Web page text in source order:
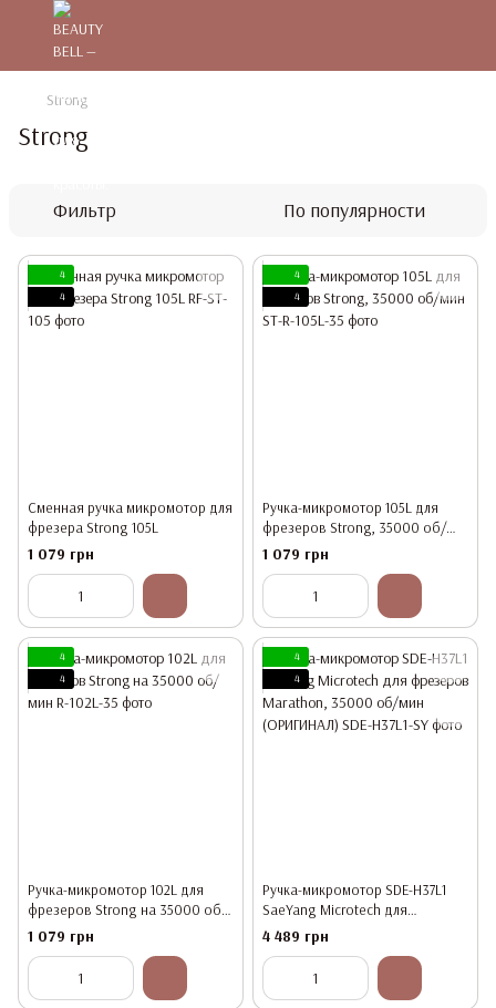
Strong
Strong
Фильтр По популярности
4
4
Сменная ручка микромотор для
фрезера Strong 105L
1 079 грн
4
4
Ручка-микромотор 105L для
фрезеров Strong, 35000 об/
мин
1 079 грн
4
4
Ручка-микромотор 102L для
фрезеров Strong на 35000 об/
мин
1 079 грн
4
4
Ручка-микромотор SDE-H37L1
SaeYang Microtech для
фрезеров Marathon, 35000 об/
мин (ОРИГИНАЛ)
4 489 грн